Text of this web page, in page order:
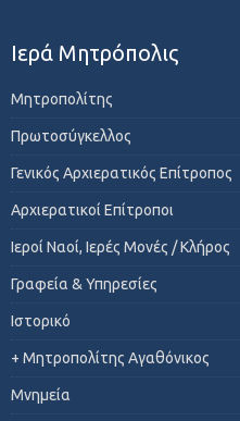
Ιερά Μητρόπολις
Μητροπολίτης
Πρωτοσύγκελλος
Γενικός Αρχιερατικός Επίτροπος
Αρχιερατικοί Επίτροποι
Ιεροί Ναοί, Ιερές Μονές / Κλήρος
Γραφεία & Υπηρεσίες
Ιστορικό
+ Μητροπολίτης Αγαθόνικος
Μνημεία